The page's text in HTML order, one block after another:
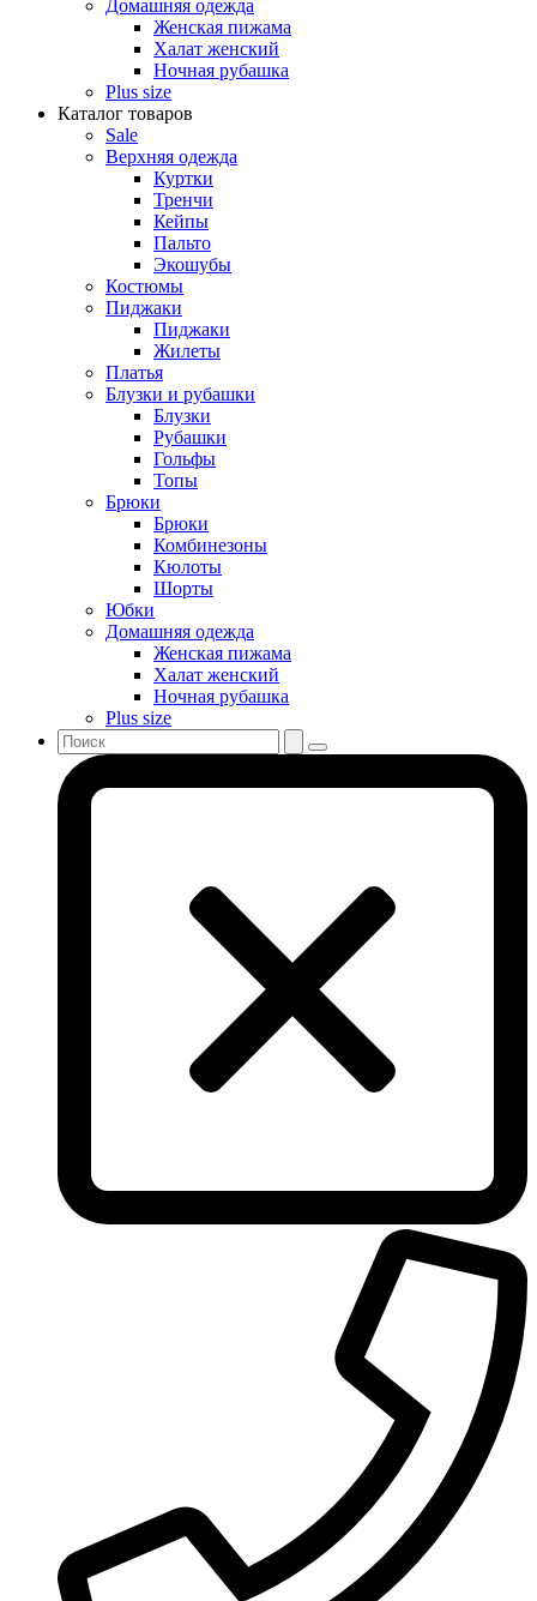
Домашняя одежда
Женская пижама
Халат женский
Ночная рубашка
Plus size
Каталог товаров
Sale
Верхняя одежда
Куртки
Тренчи
Кейпы
Пальто
Экошубы
Костюмы
Пиджаки
Пиджаки
Жилеты
Платья
Блузки и рубашки
Блузки
Рубашки
Гольфы
Топы
Брюки
Брюки
Комбинезоны
Кюлоты
Шорты
Юбки
Домашняя одежда
Женская пижама
Халат женский
Ночная рубашка
Plus size